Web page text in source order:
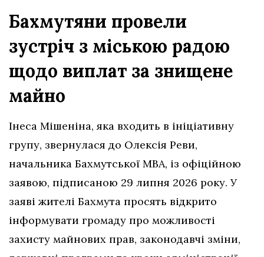
Бахмутяни провели
зустріч з міською радою
щодо виплат за знищене
майно
Інеса Мішеніна, яка входить в ініціативну
групу, звернулася до Олексія Реви,
начальника Бахмутської МВА, із офіційною
заявою, підписаною 29 липня 2026 року. У
заяві жителі Бахмута просять відкрито
інформувати громаду про можливості
захисту майнових прав, законодавчі зміни,